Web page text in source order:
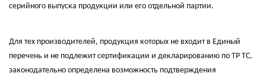
серийного выпуска продукции или его отдельной партии.
Для тех производителей, продукция которых не входит в Единый
перечень и не подлежит сертификации и декларированию по ТР ТС,
законодательно определена возможность подтверждения